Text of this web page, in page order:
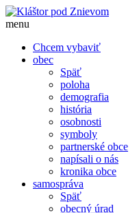
menu
Chcem vybaviť
obec
Späť
poloha
demografia
história
osobnosti
symboly
partnerské obce
napísali o nás
kronika obce
samospráva
Späť
obecný úrad